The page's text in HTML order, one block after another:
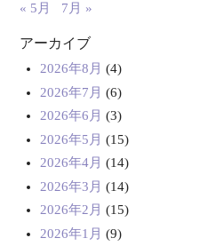
« 5月 7月 »
アーカイブ
2026年8月 (4)
2026年7月 (6)
2026年6月 (3)
2026年5月 (15)
2026年4月 (14)
2026年3月 (14)
2026年2月 (15)
2026年1月 (9)